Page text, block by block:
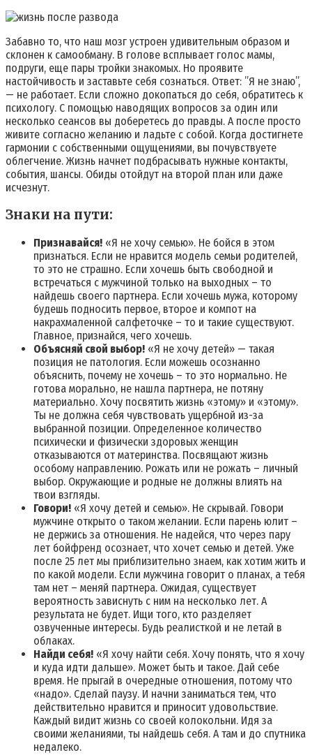
Забавно то, что наш мозг устроен удивительным образом и
склонен к самообману. В голове всплывает голос мамы,
подруги, еще пары тройки знакомых. Но проявите
настойчивость и заставьте себя сознаться. Ответ: ”Я не знаю”,
— не работает. Если сложно докопаться до себя, обратитесь к
психологу. С помощью наводящих вопросов за один или
несколько сеансов вы доберетесь до правды. А после просто
живите согласно желанию и ладьте с собой. Когда достигнете
гармонии с собственными ощущениями, вы почувствуете
облегчение. Жизнь начнет подбрасывать нужные контакты,
события, шансы. Обиды отойдут на второй план или даже
исчезнут.
Знаки на пути:
Признавайся! «Я не хочу семью». Не бойся в этом
признаться. Если не нравится модель семьи родителей,
то это не страшно. Если хочешь быть свободной и
встречаться с мужчиной только на выходных – то
найдешь своего партнера. Если хочешь мужа, которому
будешь подносить первое, второе и компот на
накрахмаленной салфеточке – то и такие существуют.
Главное, признайся, чего хочешь.
Объясняй свой выбор! «Я не хочу детей» — такая
позиция не патология. Если можешь осознанно
объяснить, почему не хочешь – то это нормально. Не
готова морально, не нашла партнера, не потяну
материально. Хочу посвятить жизнь «этому» и «этому».
Ты не должна себя чувствовать ущербной из-за
выбранной позиции. Определенное количество
психически и физически здоровых женщин
отказываются от материнства. Посвящают жизнь
особому направлению. Рожать или не рожать – личный
выбор. Окружающие и родные не должны влиять на
твои взгляды.
Говори! «Я хочу детей и семью». Не скрывай. Говори
мужчине открыто о таком желании. Если парень юлит –
не держись за отношения. Не надейся, что через пару
лет бойфренд осознает, что хочет семью и детей. Уже
после 25 лет мы приблизительно знаем, как хотим жить и
по какой модели. Если мужчина говорит о планах, а тебя
там нет – меняй партнера. Ожидая, существует
вероятность зависнуть с ним на несколько лет. А
результата не будет. Ищи того, кто разделяет
озвученные интересы. Будь реалисткой и не летай в
облаках.
Найди себя! «Я хочу найти себя. Хочу понять, что я хочу
и куда идти дальше». Может быть и такое. Дай себе
время. Не прыгай в очередные отношения, потому что
«надо». Сделай паузу. И начни заниматься тем, что
действительно нравится и приносит удовольствие.
Каждый видит жизнь со своей колокольни. Идя за
своими желаниями, ты найдешь себя. А там и до спутника
недалеко.